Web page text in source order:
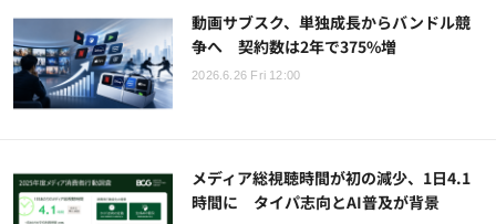
動画サブスク、単独成長からバンドル競
争へ 契約数は2年で375%増
2026.6.26 Fri 12:00
メディア総視聴時間が初の減少、1日4.1
時間に タイパ志向とAI普及が背景